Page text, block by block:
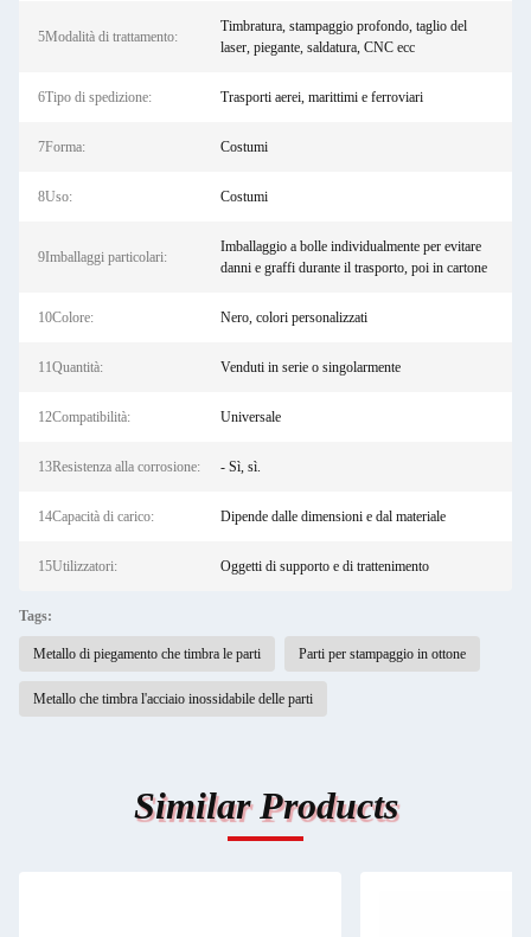
5Modalità di trattamento:
Timbratura, stampaggio profondo, taglio del
laser, piegante, saldatura, CNC ecc
6Tipo di spedizione: Trasporti aerei, marittimi e ferroviari
7Forma: Costumi
8Uso: Costumi
9Imballaggi particolari:
Imballaggio a bolle individualmente per evitare
danni e graffi durante il trasporto, poi in cartone
10Colore: Nero, colori personalizzati
11Quantità: Venduti in serie o singolarmente
12Compatibilità: Universale
13Resistenza alla corrosione: - Sì, sì.
14Capacità di carico: Dipende dalle dimensioni e dal materiale
15Utilizzatori: Oggetti di supporto e di trattenimento
Tags:
Metallo di piegamento che timbra le parti Parti per stampaggio in ottone
Metallo che timbra l'acciaio inossidabile delle parti
Similar Products